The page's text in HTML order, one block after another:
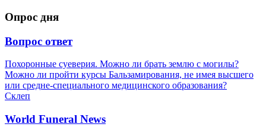
Опрос дня
Вопрос ответ
Похоронные суеверия. Можно ли брать землю с могилы?
Можно ли пройти курсы Бальзамирования, не имея высшего
или средне-специального медицинского образования?
Склеп
World Funeral News